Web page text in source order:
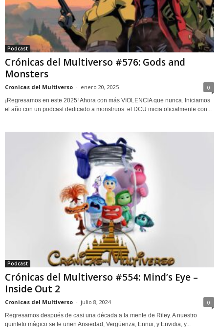
Podcast
Crónicas del Multiverso #576: Gods and
Monsters
Cronicas del Multiverso - enero 20, 2025 0
¡Regresamos en este 2025! Ahora con más VIOLENCIA que nunca. Iniciamos
el año con un podcast dedicado a monstruos: el DCU inicia oficialmente con...
Podcast
Crónicas del Multiverso #554: Mind’s Eye –
Inside Out 2
Cronicas del Multiverso - julio 8, 2024 0
Regresamos después de casi una década a la mente de Riley. A nuestro
quinteto mágico se le unen Ansiedad, Vergüenza, Ennui, y Envidia, y...